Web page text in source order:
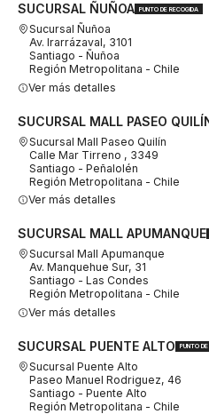
SUCURSAL ÑUÑOA PUNTO DE RECOGIDA
Sucursal Ñuñoa
Av. Irarrázaval, 3101
Santiago - Ñuñoa
Región Metropolitana - Chile
Ver más detalles
SUCURSAL MALL PASEO
Sucursal Mall Paseo Quilín
Calle Mar Tirreno , 3349
Santiago - Peñalolén
Región Metropolitana - Chile
Ver más detalles
SUCURSAL MALL APUMANQUE
Sucursal Mall Apumanque
Av. Manquehue Sur, 31
Santiago - Las Condes
Región Metropolitana - Chile
Ver más detalles
SUCURSAL PUENTE ALTO PUNTO
Sucursal Puente Alto
Paseo Manuel Rodriguez, 46
Santiago - Puente Alto
Región Metropolitana - Chile